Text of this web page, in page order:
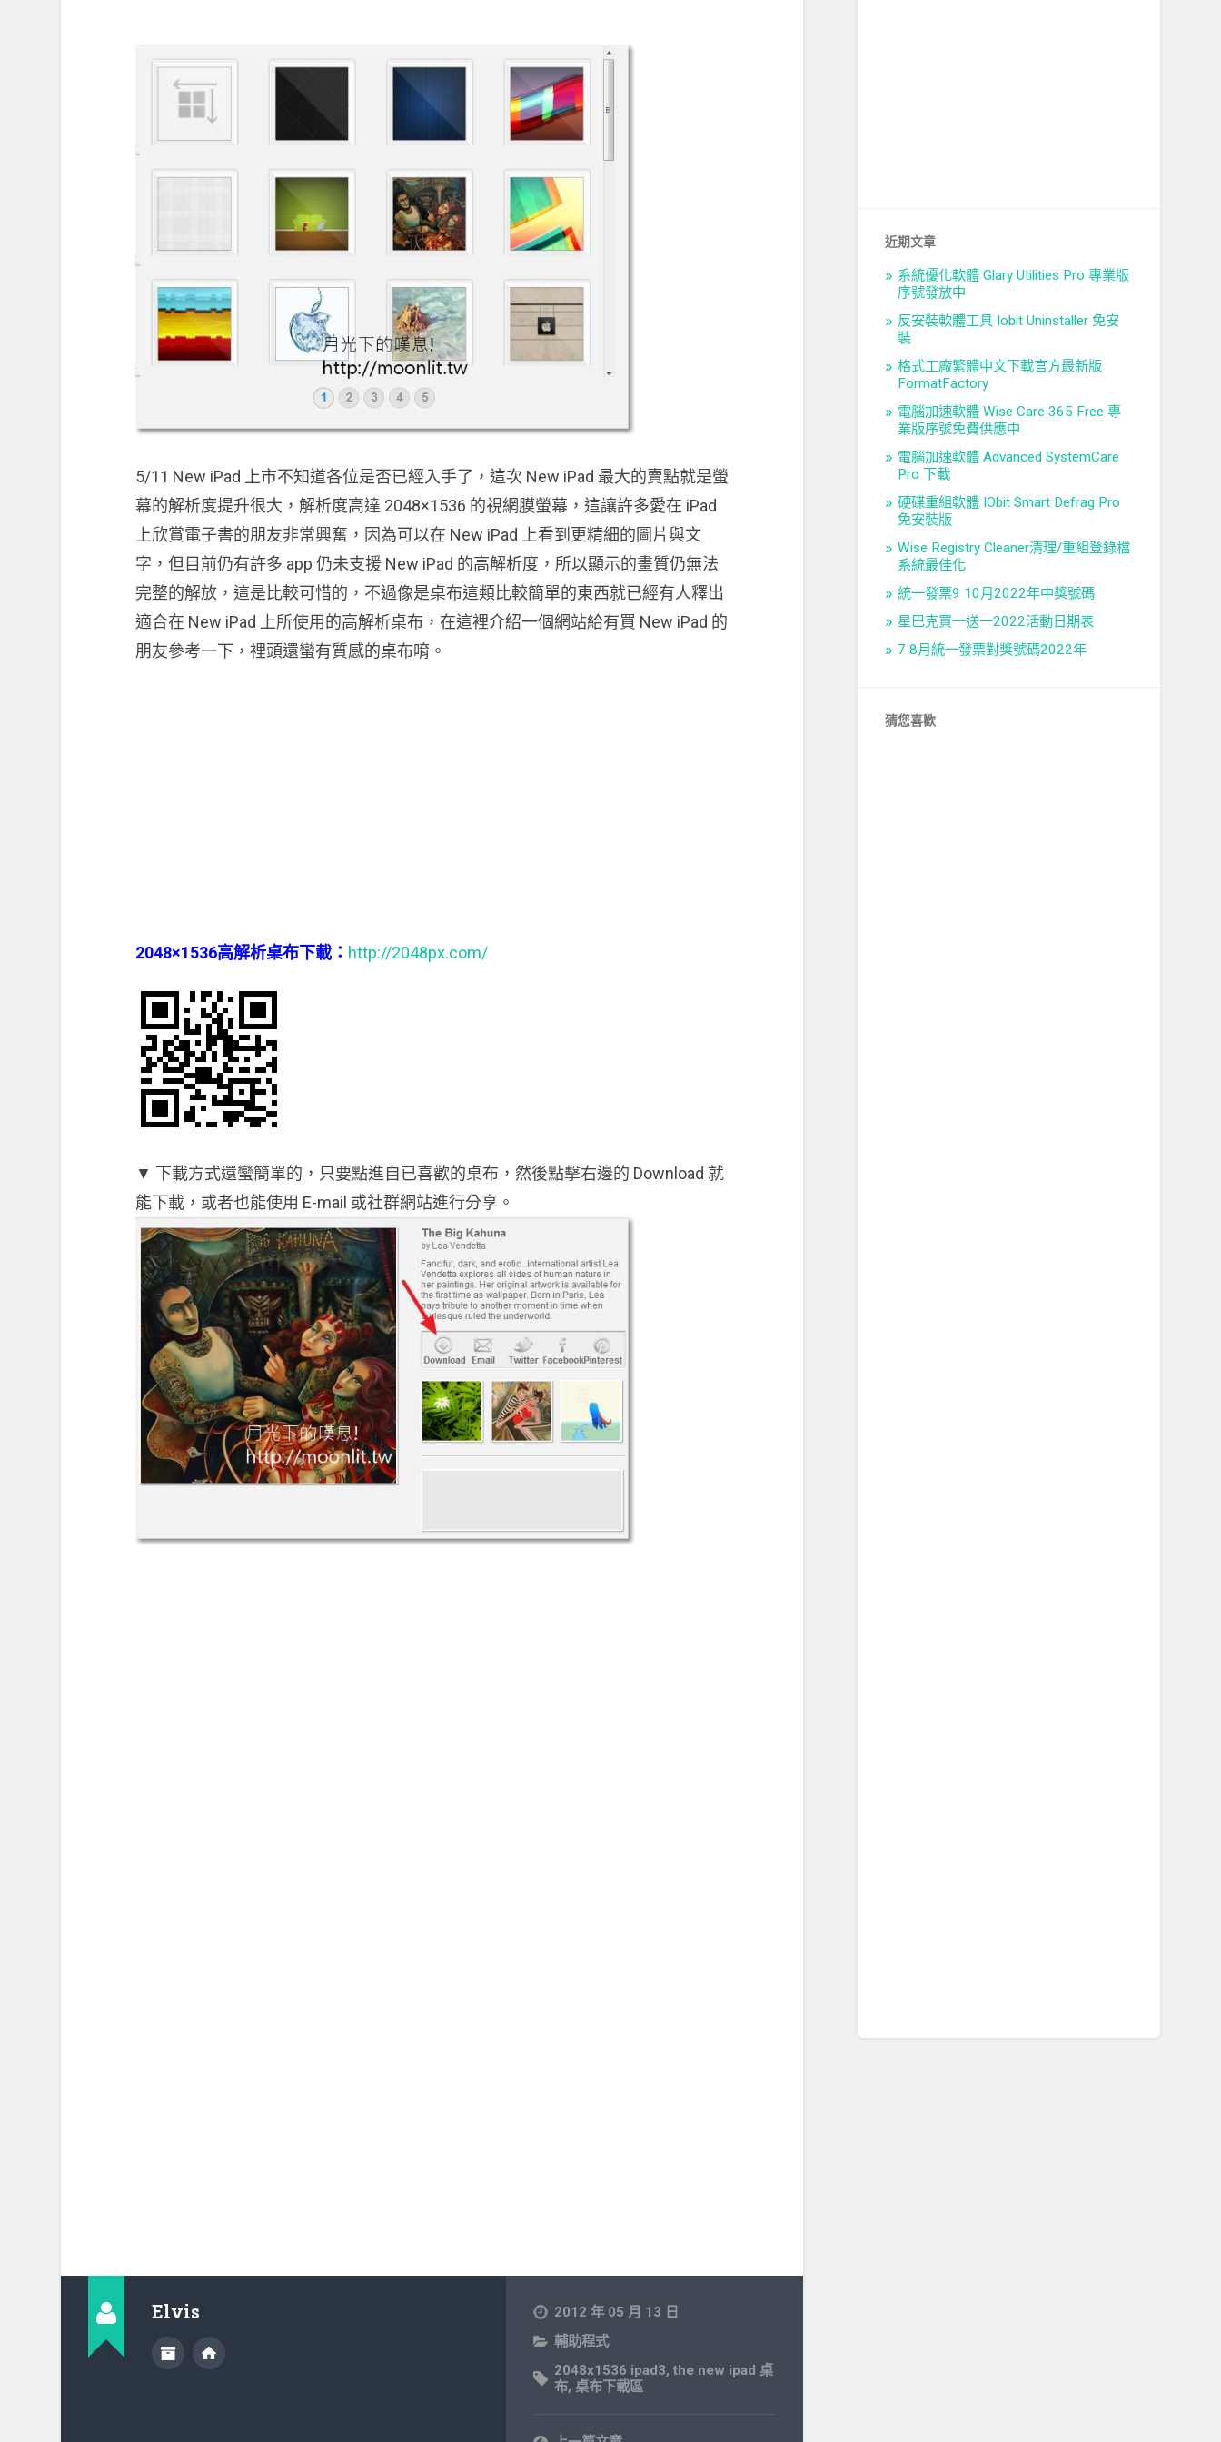
5/11 New iPad 上市不知道各位是否已經入手了，這次 New iPad 最大的賣點就是螢
幕的解析度提升很大，解析度高達 2048×1536 的視網膜螢幕，這讓許多愛在 iPad
上欣賞電子書的朋友非常興奮，因為可以在 New iPad 上看到更精細的圖片與文
字，但目前仍有許多 app 仍未支援 New iPad 的高解析度，所以顯示的畫質仍無法
完整的解放，這是比較可惜的，不過像是桌布這類比較簡單的東西就已經有人釋出
適合在 New iPad 上所使用的高解析桌布，在這裡介紹一個網站給有買 New iPad 的
朋友參考一下，裡頭還蠻有質感的桌布唷。
2048×1536高解析桌布下載： http://2048px.com/
▼ 下載方式還蠻簡單的，只要點進自已喜歡的桌布，然後點擊右邊的 Download 就
能下載，或者也能使用 E-mail 或社群網站進行分享。
Elvis
2012 年 05 月 13 日
輔助程式
2048x1536 ipad3,the new ipad 桌
布, 桌布下載區
近期文章
系統優化軟體 Glary Utilities Pro 專業版
序號發放中
反安裝軟體工具 Iobit Uninstaller 免安
裝
格式工廠繁體中文下載官方最新版
FormatFactory
電腦加速軟體 Wise Care 365 Free 專
業版序號免費供應中
電腦加速軟體 Advanced SystemCare
Pro 下載
硬碟重組軟體 IObit Smart Defrag Pro
免安裝版
Wise Registry Cleaner清理/重組登錄檔
系統最佳化
統一發票9 10月2022年中獎號碼
星巴克買一送一2022活動日期表
7 8月統一發票對獎號碼2022年
猜您喜歡